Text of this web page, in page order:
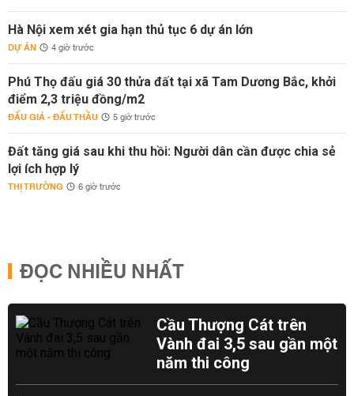
Hà Nội xem xét gia hạn thủ tục 6 dự án lớn
DỰ ÁN 4 giờ trước
Phú Thọ đấu giá 30 thửa đất tại xã Tam Dương Bắc, khởi
điểm 2,3 triệu đồng/m2
ĐẤU GIÁ - ĐẤU THẦU 5 giờ trước
Đất tăng giá sau khi thu hồi: Người dân cần được chia sẻ
lợi ích hợp lý
THỊ TRƯỜNG 6 giờ trước
ĐỌC NHIỀU NHẤT
Cầu Thượng Cát trên
Vành đai 3,5 sau gần một
năm thi công